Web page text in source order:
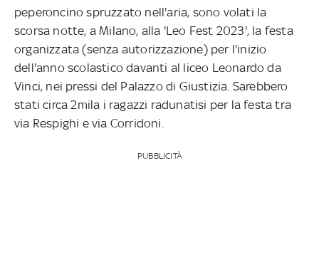
peperoncino spruzzato nell'aria, sono volati la
scorsa notte, a Milano, alla 'Leo Fest 2023', la festa
organizzata (senza autorizzazione) per l'inizio
dell'anno scolastico davanti al liceo Leonardo da
Vinci, nei pressi del Palazzo di Giustizia. Sarebbero
stati circa 2mila i ragazzi radunatisi per la festa tra
via Respighi e via Corridoni.
PUBBLICITÀ